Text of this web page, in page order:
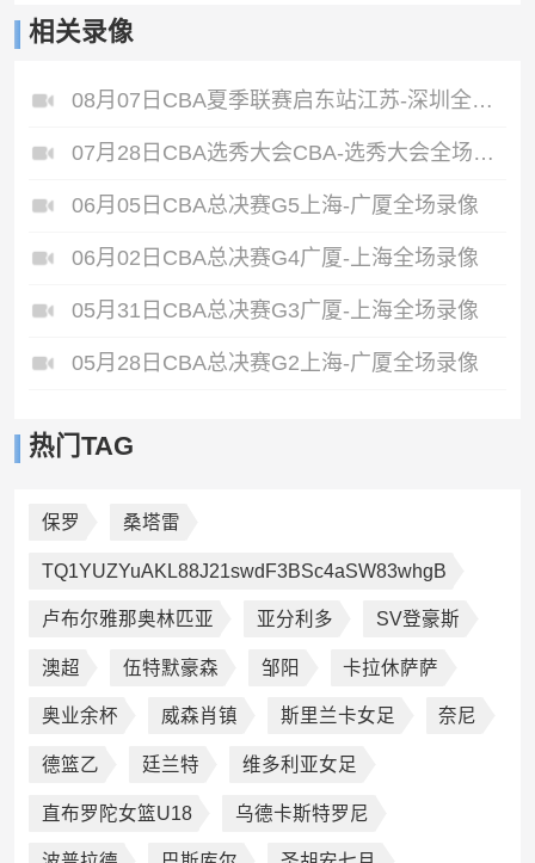
相关录像
08月07日CBA夏季联赛启东站江苏-深圳全场录像
07月28日CBA选秀大会CBA-选秀大会全场录像
06月05日CBA总决赛G5上海-广厦全场录像
06月02日CBA总决赛G4广厦-上海全场录像
05月31日CBA总决赛G3广厦-上海全场录像
05月28日CBA总决赛G2上海-广厦全场录像
热门TAG
保罗 桑塔雷
TQ1YUZYuAKL88J21swdF3BSc4aSW83whgB
卢布尔雅那奥林匹亚 亚分利多 SV登豪斯
澳超 伍特默豪森 邹阳 卡拉休萨萨
奥业余杯 威森肖镇 斯里兰卡女足 奈尼
德篮乙 廷兰特 维多利亚女足
直布罗陀女篮U18 乌德卡斯特罗尼